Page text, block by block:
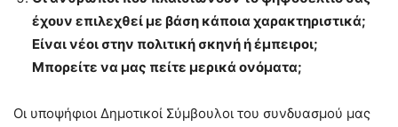
έχουν επιλεχθεί με βάση κάποια χαρακτηριστικά;
Είναι νέοι στην πολιτική σκηνή ή έμπειροι;
Μπορείτε να μας πείτε μερικά ονόματα;
Οι υποψήφιοι Δημοτικοί Σύμβουλοι του συνδυασμού μας